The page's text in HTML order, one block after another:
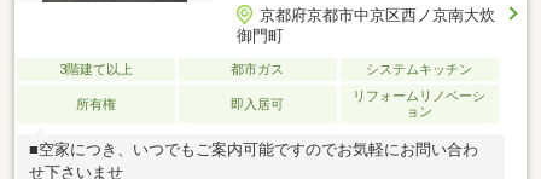
京都府京都市中京区西ノ京南大炊
御門町
3階建て以上 都市ガス システムキッチン
所有権 即入居可
リフォームリノベーシ
ョン
■空家につき、いつでもご案内可能ですのでお気軽にお問い合わ
せ下さいませ